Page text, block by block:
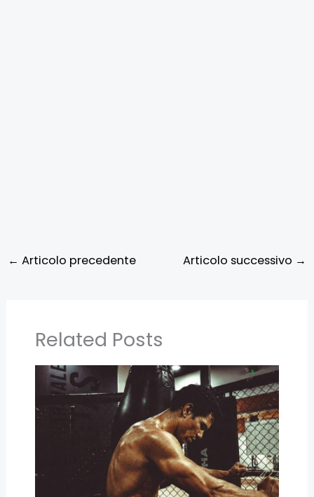
← Articolo precedente Articolo successivo →
Related Posts